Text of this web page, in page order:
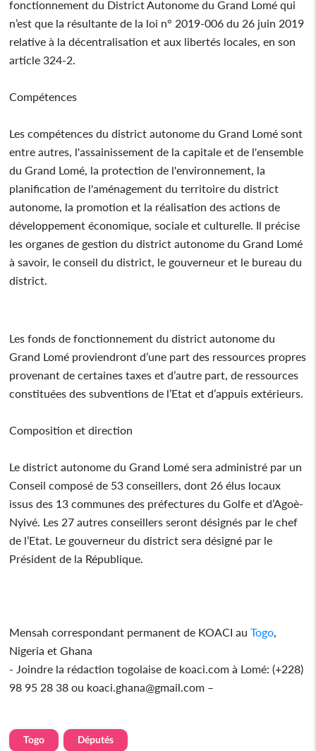
fonctionnement du District Autonome du Grand Lomé qui
n’est que la résultante de la loi n° 2019-006 du 26 juin 2019
relative à la décentralisation et aux libertés locales, en son
article 324-2.
Compétences
Les compétences du district autonome du Grand Lomé sont
entre autres, l'assainissement de la capitale et de l'ensemble
du Grand Lomé, la protection de l'environnement, la
planification de l'aménagement du territoire du district
autonome, la promotion et la réalisation des actions de
développement économique, sociale et culturelle. Il précise
les organes de gestion du district autonome du Grand Lomé
à savoir, le conseil du district, le gouverneur et le bureau du
district.
Les fonds de fonctionnement du district autonome du
Grand Lomé proviendront d’une part des ressources propres
provenant de certaines taxes et d’autre part, de ressources
constituées des subventions de l’Etat et d’appuis extérieurs.
Composition et direction
Le district autonome du Grand Lomé sera administré par un
Conseil composé de 53 conseillers, dont 26 élus locaux
issus des 13 communes des préfectures du Golfe et d’Agoè-
Nyivé. Les 27 autres conseillers seront désignés par le chef
de l’Etat. Le gouverneur du district sera désigné par le
Président de la République.
Mensah correspondant permanent de KOACI auTogo
Nigeria et Ghana
- Joindre la rédaction togolaise de koaci.com à Lomé: (+228)
98 95 28 38 ou koaci.ghana@gmail.com –
Togo Députés